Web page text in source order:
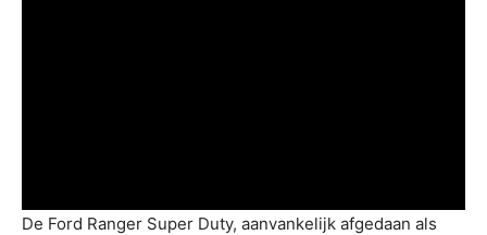
De Ford Ranger Super Duty, aanvankelijk afgedaan als